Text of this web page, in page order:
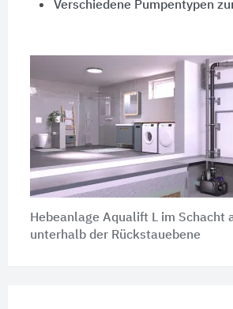
Verschiedene Pumpentypen
Hebeanlage Aqualift L im Schacht
unterhalb der Rückstauebene